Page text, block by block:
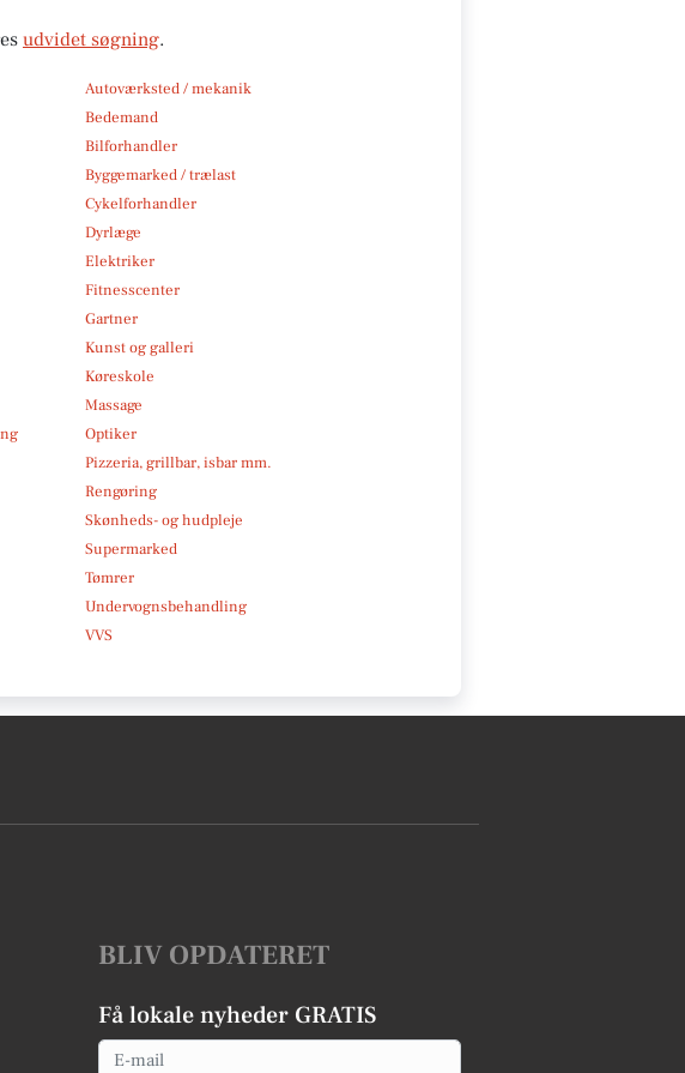
udvidet søgning.
Autoværksted / mekanik
Bedemand
Bilforhandler
Byggemarked / trælast
Cykelforhandler
Dyrlæge
Elektriker
Fitnesscenter
Gartner
Kunst og galleri
Køreskole
Massage
Optiker
Pizzeria, grillbar, isbar mm.
Rengøring
Skønheds- og hudpleje
Supermarked
Tømrer
Undervognsbehandling
VVS
BLIV OPDATERET
Få lokale nyheder GRATIS
Email